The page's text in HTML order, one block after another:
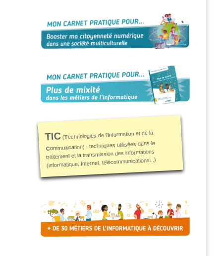
TIC(Technologies de l'Information et de la
Communication) : techniques utilisées dans le
traitement et la transmission des informations
(informatique, Internet, télécommunications...)